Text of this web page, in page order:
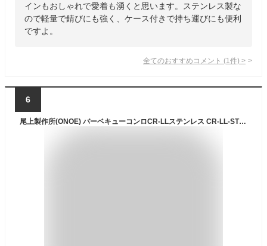
インもおしゃれで愛着も湧くと思います。ステンレス製な
ので軽量で錆びにも強く、ケース付きで持ち運びにも便利
ですよ。
全てのおすすめコメント (1 件) >
6
尾上製作所(ONOE) バーベキューコンロCR-LLステンレス CR-LL-ST 焚き火台 キャンプ用品 BBQ コンロ グリル BBQ 七輪